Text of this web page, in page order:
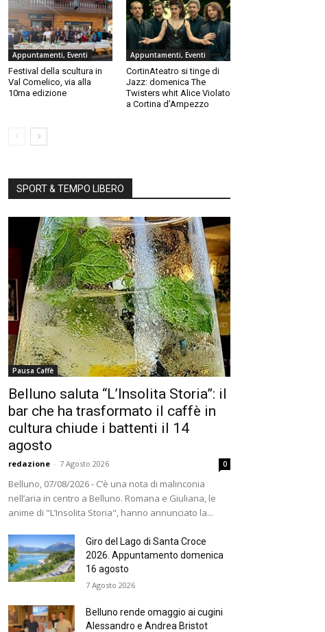
Appuntamenti, Eventi
Festival della scultura in
Val Comelico, via alla
10ma edizione
Appuntamenti, Eventi
CortinAteatro si tinge di
Jazz: domenica The
Twisters whit Alice Violato
a Cortina d’Ampezzo
SPORT & TEMPO LIBERO
Pausa Caffè
Belluno saluta “L’Insolita Storia”: il
bar che ha trasformato il caffè in
cultura chiude i battenti il 14
agosto
redazione - 7 Agosto 2026 0
Belluno, 07/08/2026 - C’è una nota di malinconia
nell’aria in centro a Belluno. Romana e Giuliana, le
anime di "L’Insolita Storia", hanno annunciato la...
Giro del Lago di Santa Croce
2026. Appuntamento domenica
16 agosto
7 Agosto 2026
Belluno rende omaggio ai cugini
Alessandro e Andrea Bristot